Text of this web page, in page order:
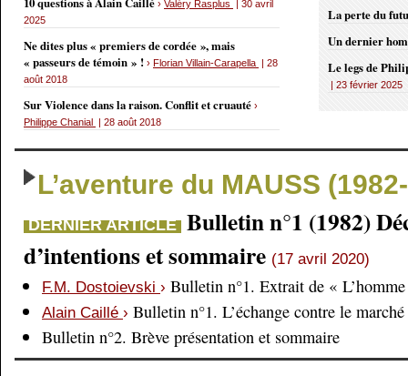
La perte du
Un dernier
Le legs de
| 23 février 2025
› Valéry Rasplus
| 30 avril
2025
Ne dites plus « premiers de cordée », mais
« passeurs de témoin » ! › Florian Villain-Carapella | 28
août 2018
Sur Violence dans la raison. Conflit et cruauté ›
Philippe Chanial | 28 août 2018
L’aventure du MAUSS
DERNIER ARTICLE Bulletin n°1 (1982)
d’intentions et sommaire (17 avril 2020)
F.M. Dostoievski › Bulletin n°1. Extrait de «
Alain Caillé › Bulletin n°1. L’échange contre le marché
Bulletin n°2. Brève présentation et sommaire